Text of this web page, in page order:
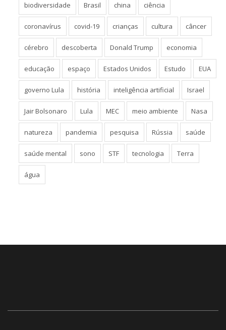
biodiversidade Brasil china ciência
coronavírus covid-19 crianças cultura câncer
cérebro descoberta Donald Trump economia
educação espaço Estados Unidos Estudo EUA
governo Lula história inteligência artificial Israel
Jair Bolsonaro Lula MEC meio ambiente Nasa
natureza pandemia pesquisa Rússia saúde
saúde mental sono STF tecnologia Terra
água